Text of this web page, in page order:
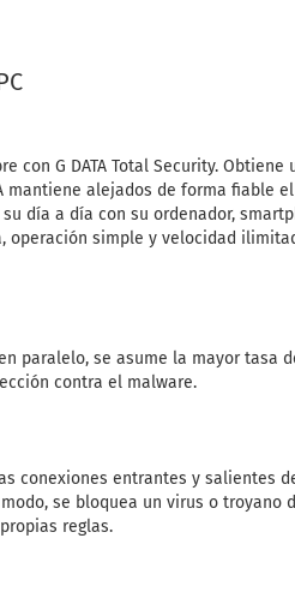
con G DATA Total Security.
mantiene alejados de forma fiable
día a día con su ordenador,
operación simple y velocidad
paralelo, se asume la mayor tasa
contra el malware.
conexiones entrantes y
se bloquea un virus o troyano
reglas.